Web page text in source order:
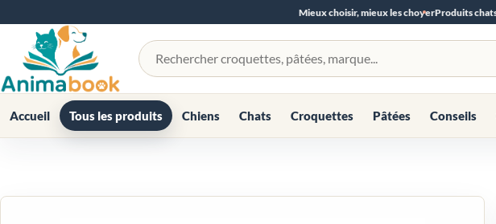
Mieux choisir, mieux les choyerProduits
Rechercher un produit
Accueil Tous les produits Chiens Chats Croquettes Pâtées Conseils